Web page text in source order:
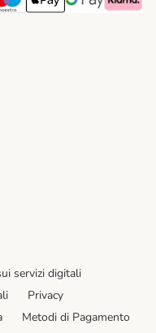
MethodMethod
Payment Method
Apple pay. Payment
Google Pay
Klarna
servizi digitali
Privacy
Metodi di Pagamento